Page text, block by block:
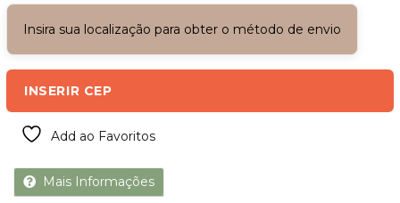
Insira sua localização para obter o método de envio
INSERIR CEP
Add ao Favoritos
Mais Informações